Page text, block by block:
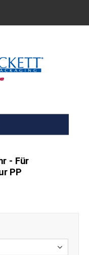
- Für
PP